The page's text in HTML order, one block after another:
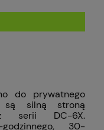
do prywatnego
są silną stroną
z serii DC-6X.
30-